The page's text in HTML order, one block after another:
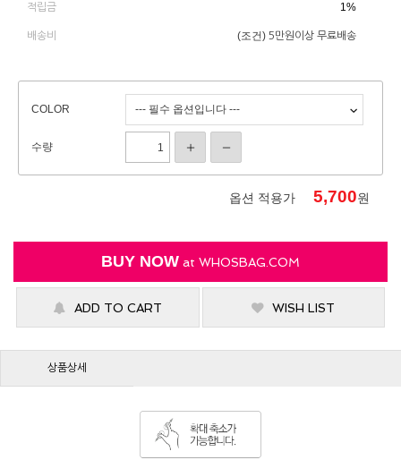
적립금 1%
배송비 (조건) 5만원이상 무료배송
COLOR
수량
옵션 적용가 5,700원
BUY NOW at WHOSBAG.COM
ADD TO CART WISH LIST
상품상세